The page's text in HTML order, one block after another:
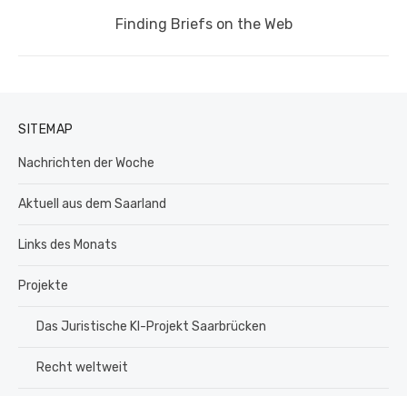
Nächster
Finding Briefs on the Web
SITEMAP
Nachrichten der Woche
Aktuell aus dem Saarland
Links des Monats
Projekte
Das Juristische KI-Projekt Saarbrücken
Recht weltweit